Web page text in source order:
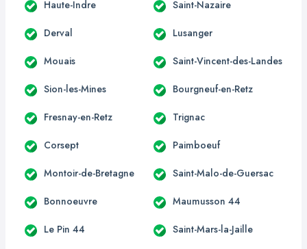
Haute-Indre Saint-Nazaire
Derval Lusanger
Mouais Saint-Vincent-des-Landes
Sion-les-Mines Bourgneuf-en-Retz
Fresnay-en-Retz Trignac
Corsept Paimboeuf
Montoir-de-Bretagne Saint-Malo-de-Guersac
Bonnoeuvre Maumusson 44
Le Pin 44 Saint-Mars-la-Jaille